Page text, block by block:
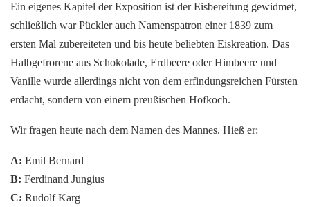
Ein eigenes Kapitel der Exposition ist der Eisbereitung gewidmet,
schließlich war Pückler auch Namenspatron einer 1839 zum
ersten Mal zubereiteten und bis heute beliebten Eiskreation. Das
Halbgefrorene aus Schokolade, Erdbeere oder Himbeere und
Vanille wurde allerdings nicht von dem erfindungsreichen Fürsten
erdacht, sondern von einem preußischen Hofkoch.
Wir fragen heute nach dem Namen des Mannes. Hieß er:
A: Emil Bernard
B: Ferdinand Jungius
C: Rudolf Karg